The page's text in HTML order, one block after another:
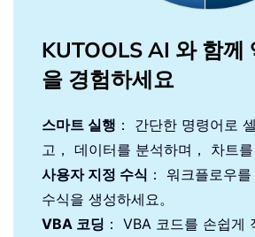
KUTOOLS AI 와 함께
을 경험하세요
스마트 실행 ： 간단한 명령어로
고， 데이터를 분석하며， 차트를
사용자 지정 수식 ： 워크플로우
수식을 생성하세요。
VBA 코딩 ： VBA 코드를 손쉽게